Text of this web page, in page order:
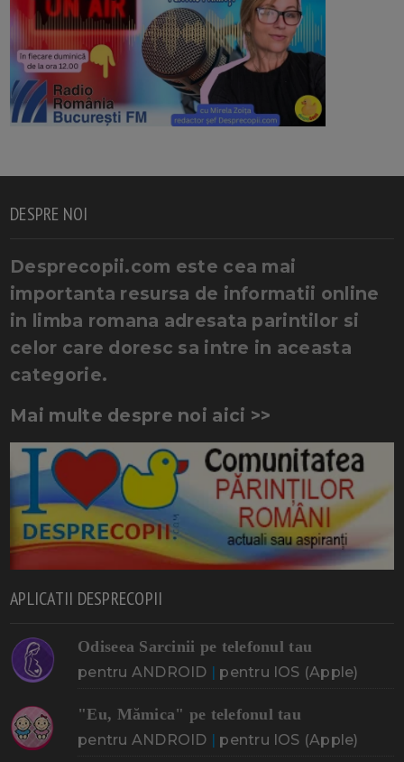
DESPRE NOI
Desprecopii.com este cea mai
importanta resursa de informatii online
in limba romana adresata parintilor si
celor care doresc sa intre in aceasta
categorie.
Mai multe despre noi aici >>
APLICATII DESPRECOPII
Odiseea Sarcinii pe telefonul tau
pentru ANDROID | pentru IOS (Apple)
"Eu, Mămica" pe telefonul tau
pentru ANDROID | pentru IOS (Apple)